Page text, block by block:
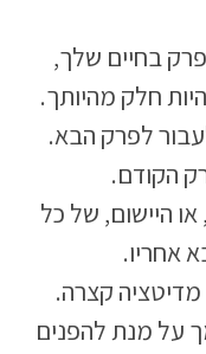
בחיים שלך,
חלק מהיותך.
לפרק הבא.
הקודם.
היישום, של כל
אחריו.
קצרה.
על מנת להפנים